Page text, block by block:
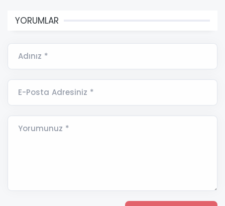
YORUMLAR
Adınız *
E-Posta Adresiniz *
Yorumunuz *